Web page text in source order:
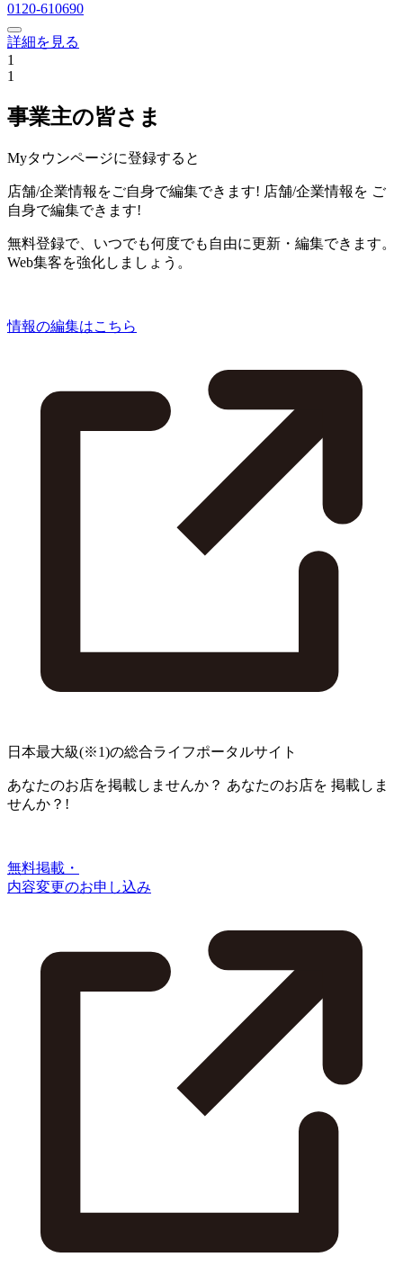
0120-610690
詳細を見る
1
1
事業主の皆さま
Myタウンページに登録すると
店舗/企業情報をご自身で編集できます! 店舗/企業情報を ご
自身で編集できます!
無料登録で、いつでも何度でも自由に更新・編集できます。
Web集客を強化しましょう。
情報の編集はこちら
日本最大級(※1)の総合ライフポータルサイト
あなたのお店を掲載しませんか？ あなたのお店を 掲載しま
せんか？!
無料掲載・
内容変更のお申し込み